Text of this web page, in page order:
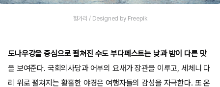
헝가리 / Designed by Freepik
도나우강을 중심으로 펼쳐진 수도 부다페스트는 낮과 밤이 다른 맛
을 보여준다. 국회의사당과 어부의 요새가 장관을 이루고, 세체니 다
리 위로 펼쳐지는 황홀한 야경은 여행자들의 감성을 자극한다. 또 온